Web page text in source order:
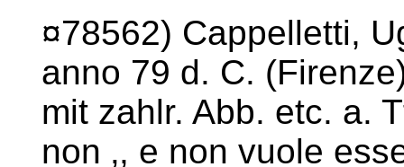
¤78562) Cappelletti,
anno 79 d. C.
mit zahlr. Abb. etc. a.
non ‚, e non vuole